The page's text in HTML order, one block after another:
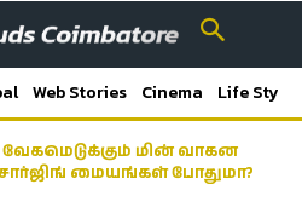
Web Stories Cinema Life Style
மின் வாகன
மையங்கள் போதுமா?